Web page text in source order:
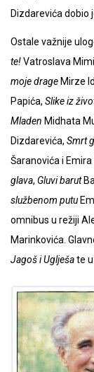
Dizdarevića dobio
Ostale važnije
te!Vatroslava
moje drage Mirze
Papića, Slike iz
Mladen Midhata
Dizdarevića, Smrt
Šaranovića i
glava, Gluvi barut
službenom putu
omnibus u režiji
Marinkovića.
Jagoš i Uglješate